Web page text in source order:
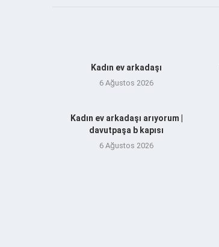
Kadın ev arkadaşı
6 Ağustos 2026
Kadın ev arkadaşı arıyorum |
davutpaşa b kapısı
6 Ağustos 2026